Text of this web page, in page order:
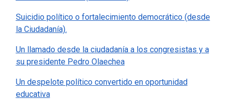
Suicidio político o fortalecimiento democrático (desde
la Ciudadanía).
Un llamado desde la ciudadanía a los congresistas y a
su presidente Pedro Olaechea
Un despelote político convertido en oportunidad
educativa